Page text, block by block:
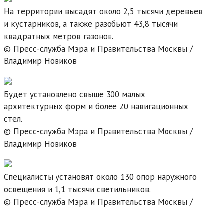
На территории высадят около 2,5 тысячи деревьев
и кустарников, а также разобьют 43,8 тысячи
квадратных метров газонов.
© Пресс-служба Мэра и Правительства Москвы /
Владимир Новиков
Будет установлено свыше 300 малых
архитектурных форм и более 20 навигационных
стел.
© Пресс-служба Мэра и Правительства Москвы /
Владимир Новиков
Специалисты установят около 130 опор наружного
освещения и 1,1 тысячи светильников.
© Пресс-служба Мэра и Правительства Москвы /